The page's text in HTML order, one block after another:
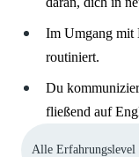
Im Umgang mit
routiniert.
Du
fließend auf
Alle